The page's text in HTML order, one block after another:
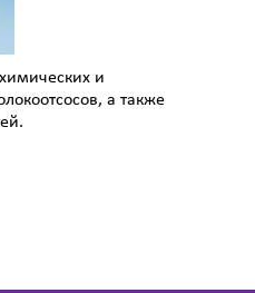
и
а также